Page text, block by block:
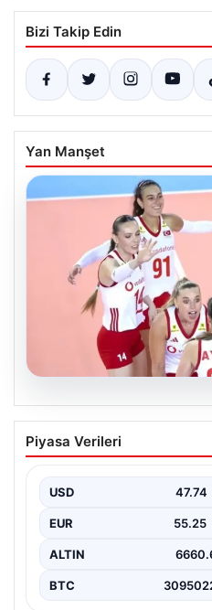
Bizi Takip Edin
Yan Manşet
Filenin Sultanları,
Serisini Sürdürüyor
öncesinde yaptığı hazırlık
performansla…
Piyasa Verileri
USD 47.74
EUR 55.25
ALTIN
BTC